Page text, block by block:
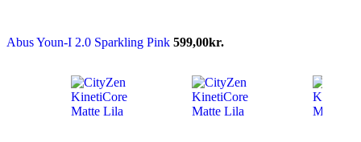
Abus Youn-I 2.0 Sparkling Pink 599,00kr.